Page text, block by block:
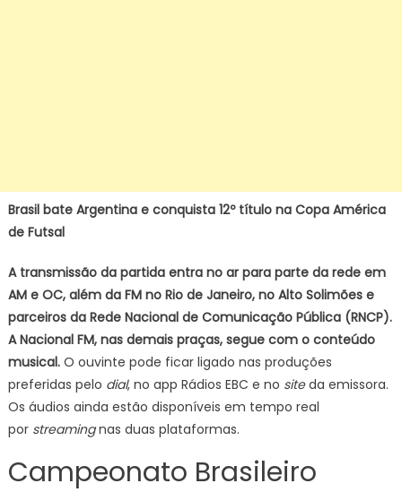
Brasil bate Argentina e conquista 12º título na Copa América
de Futsal
A transmissão da partida entra no ar para parte da rede em
AM e OC, além da FM no Rio de Janeiro, no Alto Solimões e
parceiros da Rede Nacional de Comunicação Pública (RNCP).
A Nacional FM, nas demais praças, segue com o conteúdo
musical.O ouvinte pode ficar ligado nas produções
preferidas pelo dial, no app Rádios EBC e no siteda emissora.
Os áudios ainda estão disponíveis em tempo real
por streamingnas duas plataformas.
Campeonato Brasileiro